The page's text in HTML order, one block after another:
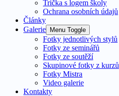
Trička s logem školy
Ochrana osobních údajů
Články
Galerie
Menu Toggle
Fotky jednotlivých stylů
Fotky ze seminářů
Fotky ze soutěží
Skupinové fotky z kurzů
Fotky Mistra
Video galerie
Kontakty